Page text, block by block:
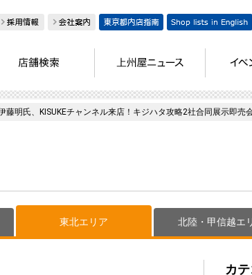
藤明氏、KISUKEチャンネル来店！キジハタ攻略2社合同展示即売
東北エリア 北陸・甲信越エ
カ